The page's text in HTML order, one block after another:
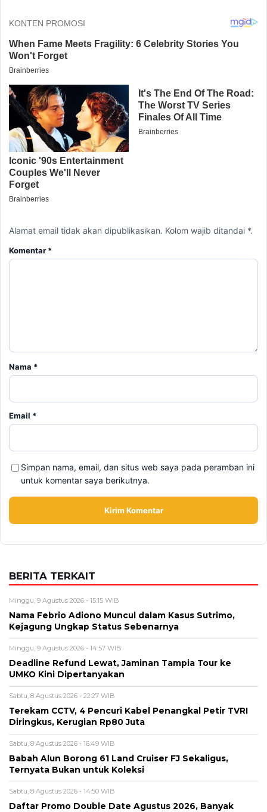
Alamat email tidak akan dipublikasikan. Kolom wajib ditandai *.
Komentar *
Nama *
Email *
Simpan nama, email, dan situs web saya pada peramban ini
untuk komentar saya berikutnya.
BERITA TERKAIT
Minggu, 9 Agustus 2026 - 15:15 WIB
Nama Febrio Adiono Muncul dalam Kasus Sutrimo,
Kejagung Ungkap Status Sebenarnya
Minggu, 9 Agustus 2026 - 14:57 WIB
Deadline Refund Lewat, Jaminan Tampia Tour ke
UMKO Kini Dipertanyakan
Sabtu, 8 Agustus 2026 - 22:27 WIB
Terekam CCTV, 4 Pencuri Kabel Penangkal Petir TVRI
Diringkus, Kerugian Rp80 Juta
Sabtu, 8 Agustus 2026 - 16:49 WIB
Babah Alun Borong 61 Land Cruiser FJ Sekaligus,
Ternyata Bukan untuk Koleksi
Sabtu, 8 Agustus 2026 - 14:50 WIB
Daftar Promo Double Date Agustus 2026, Banyak